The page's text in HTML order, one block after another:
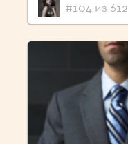
#104 из 612